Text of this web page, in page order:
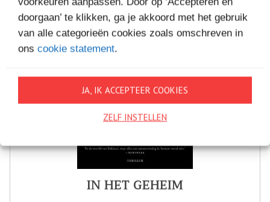
doorgaan’ te klikken, ga je akkoord met het gebruik
van alle categorieën cookies zoals omschreven in
ons cookie statement.
JA, IK ACCEPTEER COOKIES
ZELF INSTELLEN
IN HET GEHEIM